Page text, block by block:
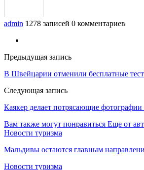
admin 1278 записей 0 комментариев
Предыдущая запись
В Швейцарии отменили бесплатные
Следующая запись
Каякер делает потрясающие
Вам также могут понравиться Еще от
Новости туризма
Мальдивы остаются главным
Новости туризма